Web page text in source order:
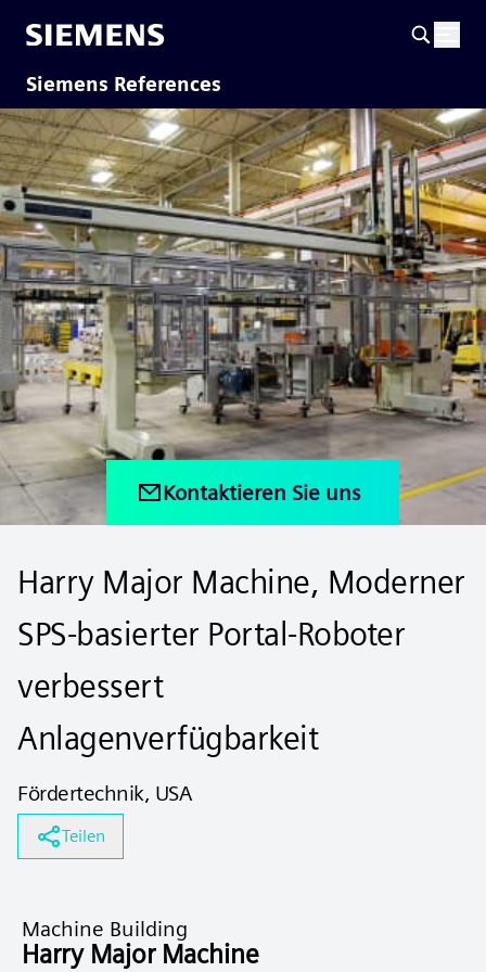
Siemens References
Kontaktieren Sie uns
Harry Major Machine, Moderner
SPS-basierter Portal-Roboter
verbessert
Anlagenverfügbarkeit
Fördertechnik, USA
Teilen
Machine Building
Harry Major Machine